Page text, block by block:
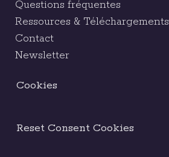
Questions fréquentes
Ressources & Téléchargements
Contact
Newsletter
Cookies
Reset Consent Cookies